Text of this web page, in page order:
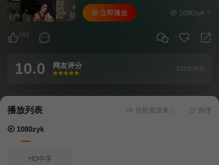
591
立即播放 1080zyk
10.0 网友评分
很差
较差还行推荐力荐
512次评分
播放列表 当前资源来源1080zyk- 在线
倒序
1080zyk
HD中字